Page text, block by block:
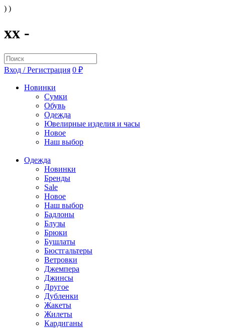
) )
xx -
Вход / Регистрация 0 ₽
Новинки
Сумки
Обувь
Одежда
Ювелирные изделия и часы
Новое
Наш выбор
Одежда
Новинки
Бренды
Sale
Новое
Наш выбор
Бадлоны
Блузы
Брюки
Бушлаты
Бюстгальтеры
Ветровки
Джемпера
Джинсы
Другое
Дубленки
Жакеты
Жилеты
Кардиганы